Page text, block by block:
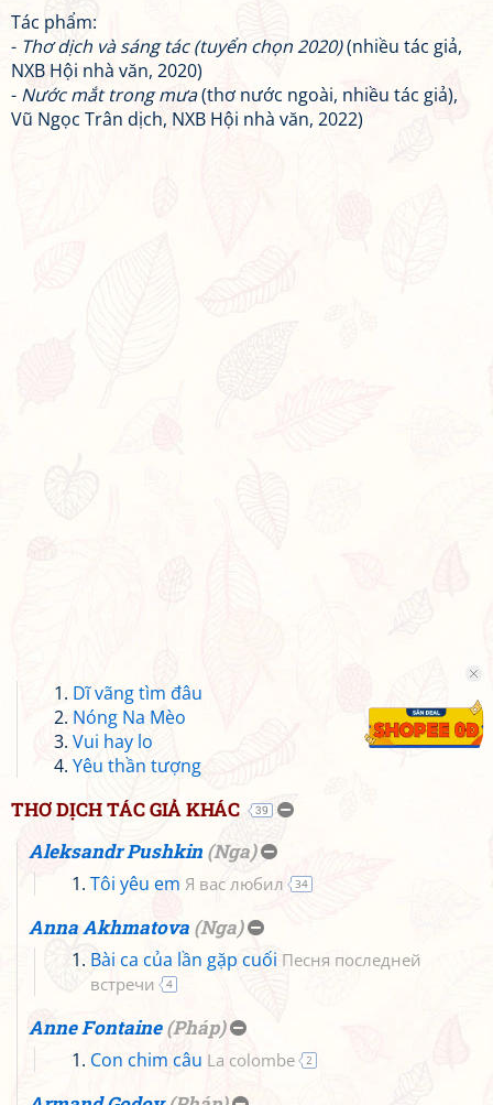
Tác phẩm:
- Thơ dịch và sáng tác (tuyển chọn 2020)(nhiều tác giả,
NXB Hội nhà văn, 2020)
- Nước mắt trong mưa(thơ nước ngoài, nhiều tác giả),
Vũ Ngọc Trân dịch, NXB Hội nhà văn, 2022)
Dĩ vãng tìm đâu
Nóng Na Mèo
Vui hay lo
Yêu thần tượng
THƠ DỊCH TÁC GIẢ KHÁC 39
Aleksandr Pushkin (Nga)
Tôi yêu em Я вас любил 34
Anna Akhmatova (Nga)
Bài ca của lần gặp cuối Песня последней
встречи
4
Anne Fontaine (Pháp)
Con chim câu La colombe 2